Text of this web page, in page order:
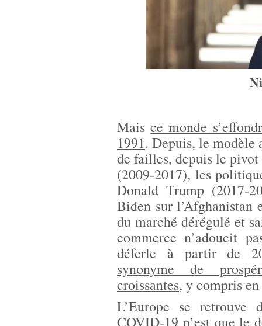
Maisce monde
1991. Depuis, le modèle
de failles, depuis le
(2009-2017), les
Donald Trump (2017-
Biden sur l’Afghanistan
du marché dérégulé et
commerce n’adoucit
déferle à partir de
synonyme de
croissantes, y compris
L’Europe se
COVID-19 n’est que le